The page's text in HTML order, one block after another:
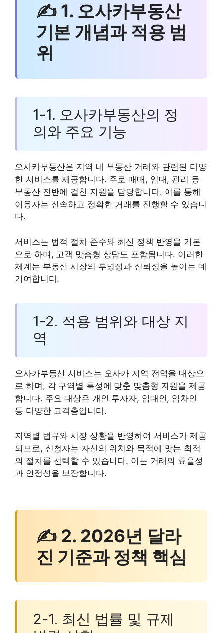
✍ 1. 오사카부동산
기본 개념과 적용 범
위
1-1. 오사카부동산의 정
의와 주요 기능
오사카부동산은 지역 내 부동산 거래와 관련된 다양
한 서비스를 제공합니다. 주로 매매, 임대, 관리 등
부동산 전반에 걸친 지원을 담당합니다. 이를 통해
이용자는 신속하고 정확한 거래를 진행할 수 있습니
다.
서비스는 법적 절차 준수와 최신 정책 반영을 기본
으로 하며, 고객 맞춤형 상담도 포함됩니다. 이러한
체계는 부동산 시장의 투명성과 신뢰성을 높이는 데
기여합니다.
1-2. 적용 범위와 대상 지
역
오사카부동산 서비스는 오사카 지역 전역을 대상으
로 하며, 각 구역별 특성에 맞춘 맞춤형 지원을 제공
합니다. 주요 대상은 개인 투자자, 임대인, 임차인
등 다양한 고객층입니다.
지역별 법규와 시장 상황을 반영하여 서비스가 제공
되므로, 신청자는 자신의 위치와 목적에 맞는 최적
의 절차를 선택할 수 있습니다. 이는 거래의 효율성
과 안정성을 보장합니다.
✍ 2. 2026년 달라
진 기준과 정책 핵심
2-1. 최신 법률 및 규제